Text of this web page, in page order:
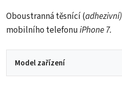
Oboustranná těsnící (adhezivní)
mobilního telefonuiPhone 7.
Model zařízení